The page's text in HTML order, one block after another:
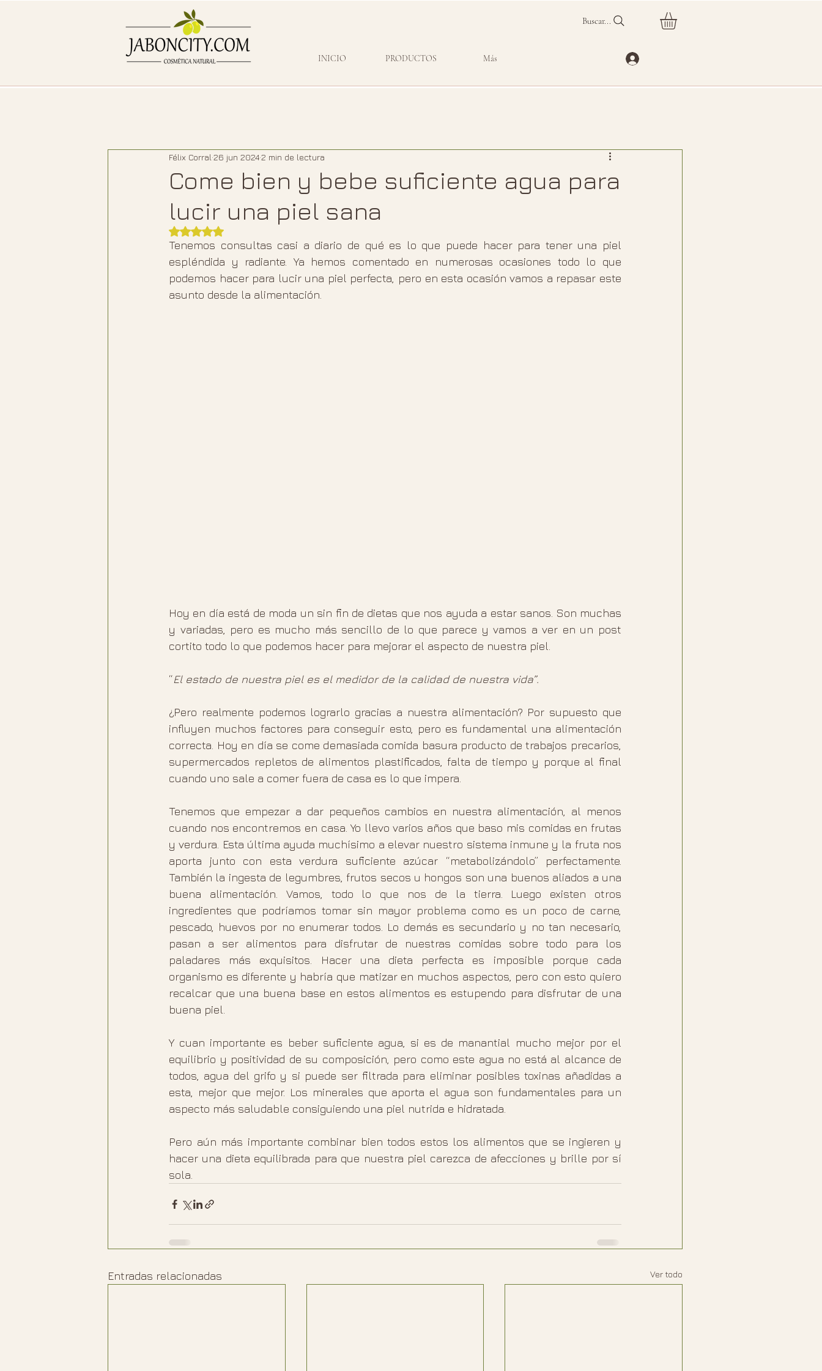
INICIO PRODUCTOS Más
Buscar...
Come bien y bebe suficiente agua para
lucir una piel sana
Félix Corral 26 jun 20242 min de lectura
Obtuvo NaN de 5 estrellas.
Tenemos consultas casi a diario de qué es lo que puede hacer para tener una piel
espléndida y radiante. Ya hemos comentado en numerosas ocasiones todo lo que
podemos hacer para lucir una piel perfecta, pero en esta ocasión vamos a repasar este
asunto desde la alimentación.
Hoy en día está de moda un sin fin de dietas que nos ayuda a estar sanos. Son muchas
y variadas, pero es mucho más sencillo de lo que parece y vamos a ver en un post
cortito todo lo que podemos hacer para mejorar el aspecto de nuestra piel.
“El estado de nuestra piel es el medidor de la calidad de nuestra vida”.
¿Pero realmente podemos lograrlo gracias a nuestra alimentación? Por supuesto que
influyen muchos factores para conseguir esto, pero es fundamental una alimentación
correcta. Hoy en día se come demasiada comida basura producto de trabajos precarios,
supermercados repletos de alimentos plastificados, falta de tiempo y porque al final
cuando uno sale a comer fuera de casa es lo que impera.
Tenemos que empezar a dar pequeños cambios en nuestra alimentación, al menos
cuando nos encontremos en casa. Yo llevo varios años que baso mis comidas en frutas
y verdura. Esta última ayuda muchísimo a elevar nuestro sistema inmune y la fruta nos
aporta junto con esta verdura suficiente azúcar “metabolizándolo” perfectamente.
También la ingesta de legumbres, frutos secos u hongos son una buenos aliados a una
buena alimentación. Vamos, todo lo que nos de la tierra. Luego existen otros
ingredientes que podríamos tomar sin mayor problema como es un poco de carne,
pescado, huevos por no enumerar todos. Lo demás es secundario y no tan necesario,
pasan a ser alimentos para disfrutar de nuestras comidas sobre todo para los
paladares más exquisitos. Hacer una dieta perfecta es imposible porque cada
organismo es diferente y habría que matizar en muchos aspectos, pero con esto quiero
recalcar que una buena base en estos alimentos es estupendo para disfrutar de una
buena piel.
Y cuan importante es beber suficiente agua, si es de manantial mucho mejor por el
equilibrio y positividad de su composición, pero como este agua no está al alcance de
todos, agua del grifo y si puede ser filtrada para eliminar posibles toxinas añadidas a
esta, mejor que mejor. Los minerales que aporta el agua son fundamentales para un
aspecto más saludable consiguiendo una piel nutrida e hidratada.
Pero aún más importante combinar bien todos estos los alimentos que se ingieren y
hacer una dieta equilibrada para que nuestra piel carezca de afecciones y brille por sí
sola.
Entradas relacionadas Ver todo